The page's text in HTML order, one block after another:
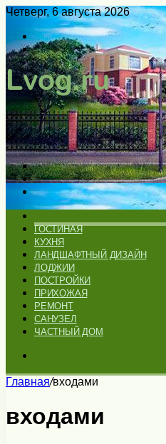
Четверг, 6 августа 2026
Войти
Switch
skin
Меню
Искать
Switch
skin
ГОСТИНАЯ
КУХНЯ
ЛАНДШАФТНЫЙ ДИЗАЙН
ЛОДЖИИ
ПОСТРОЙКИ
ПРИХОЖАЯ
РЕМОНТ
САНУЗЕЛ
ЧАСТНЫЙ ДОМ
Главная/входами
входами